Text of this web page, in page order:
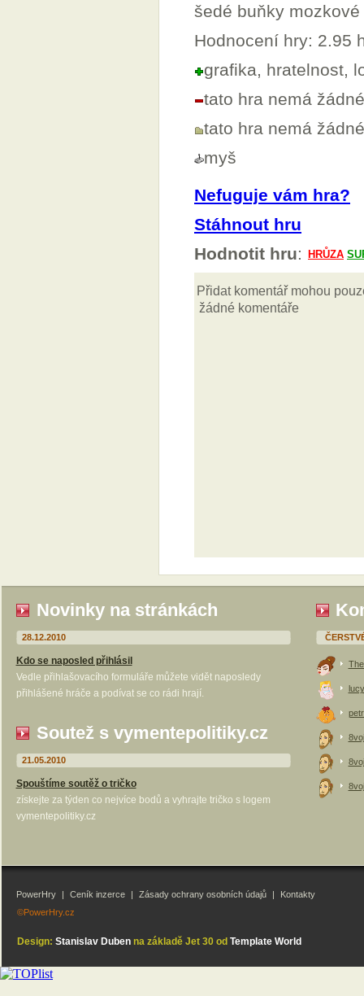
šedé buňky
Hodnocení hry: 2.95
grafika, hratelnost,
tato hra nemá
tato hra nemá
myš
Nefuguje vám hra?
Stáhnout hru
Hodnotit hru:
Novinky na stránkách
28.12.2010
Kdo se naposled přihlásil
Vedle přihlašovacího formuláře můžete vidět naposledy
přihlášené hráče a podívat se co rádi hrají.
Soutež s vymentepolitiky.cz
21.05.2010
Spouštíme soutěž o tričko
získejte za týden co nejvíce bodů a vyhrajte tričko s logem
vymentepolitiky.cz
PowerHry | Ceník inzerce | Zásady ochrany osobních údajů |
Kontakty
©PowerHry.cz
Design: Stanislav Dubenna základě Jet 30 od Template World